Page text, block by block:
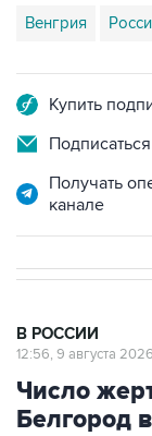
Венгрия
Купить
Получать
канале
В РОССИИ
12:56, 9 августа 2026
Число
Белгород